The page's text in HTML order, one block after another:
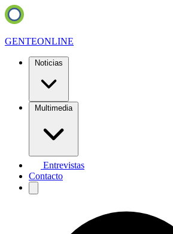
GENTEONLINE
Noticias
Multimedia
Entrevistas
Contacto